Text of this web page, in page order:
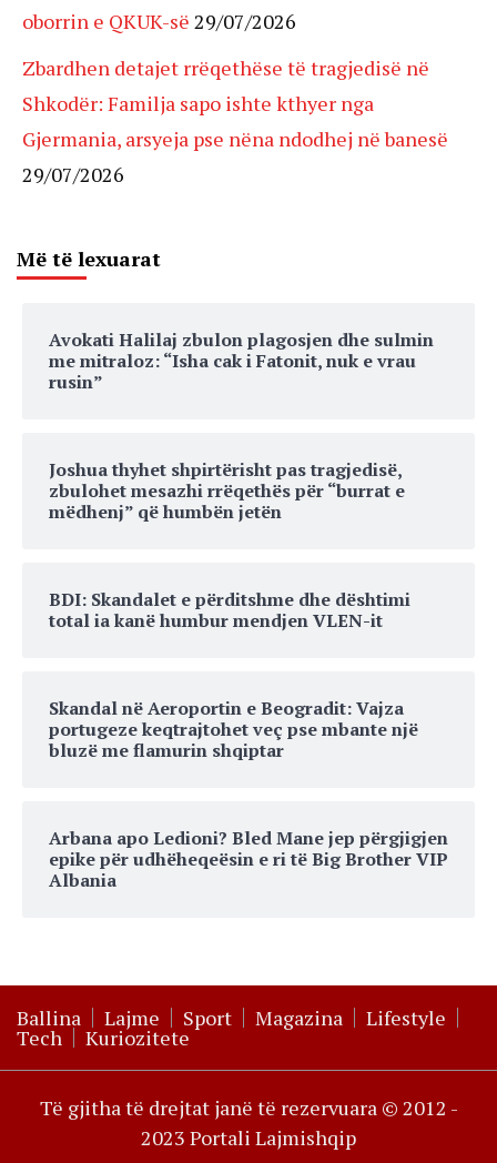
oborrin e QKUK-së 29/07/2026
Zbardhen detajet rrëqethëse të tragjedisë në
Shkodër: Familja sapo ishte kthyer nga
Gjermania, arsyeja pse nëna ndodhej në banesë
29/07/2026
Më të lexuarat
Avokati Halilaj zbulon plagosjen dhe sulmin
me mitraloz: “Isha cak i Fatonit, nuk e vrau
rusin”
Joshua thyhet shpirtërisht pas tragjedisë,
zbulohet mesazhi rrëqethës për “burrat e
mëdhenj” që humbën jetën
BDI: Skandalet e përditshme dhe dështimi
total ia kanë humbur mendjen VLEN-it
Skandal në Aeroportin e Beogradit: Vajza
portugeze keqtrajtohet veç pse mbante një
bluzë me flamurin shqiptar
Arbana apo Ledioni? Bled Mane jep përgjigjen
epike për udhëheqeësin e ri të Big Brother VIP
Albania
Ballina Lajme Sport Magazina Lifestyle
Tech Kuriozitete
Të gjitha të drejtat janë të rezervuara © 2012 -
2023 Portali Lajmishqip